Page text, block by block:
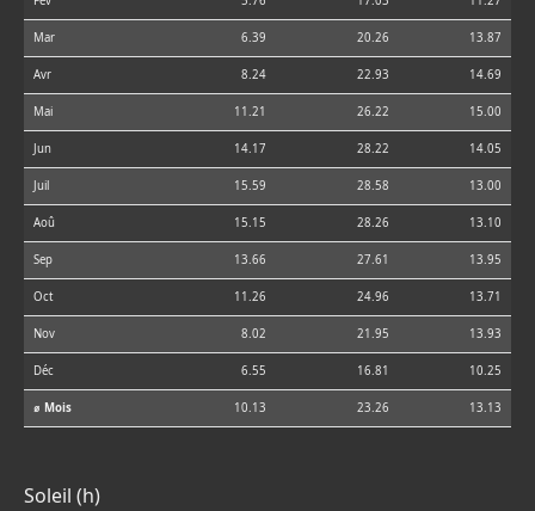
Mar 6.39 20.26 13.87
Avr 8.24 22.93 14.69
Mai 11.21 26.22 15.00
Jun 14.17 28.22 14.05
Juil 15.59 28.58 13.00
Aoû 15.15 28.26 13.10
Sep 13.66 27.61 13.95
Oct 11.26 24.96 13.71
Nov 8.02 21.95 13.93
Déc 6.55 16.81 10.25
⌀ Mois 10.13 23.26 13.13
Soleil (h)